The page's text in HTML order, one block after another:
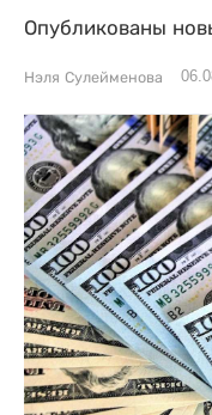
Опубликованы
Нэля Сулейменова